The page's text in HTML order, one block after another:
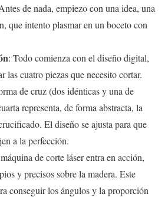
de nada, empiezo con una idea, una
que intento plasmar en un boceto con
: Todo comienza con el diseño digital,
las cuatro piezas que necesito cortar.
de cruz (dos idénticas y una de
representa, de forma abstracta, la
El diseño se ajusta para que
a la perfección.
de corte láser entra en acción,
y precisos sobre la madera. Este
conseguir los ángulos y la proporción